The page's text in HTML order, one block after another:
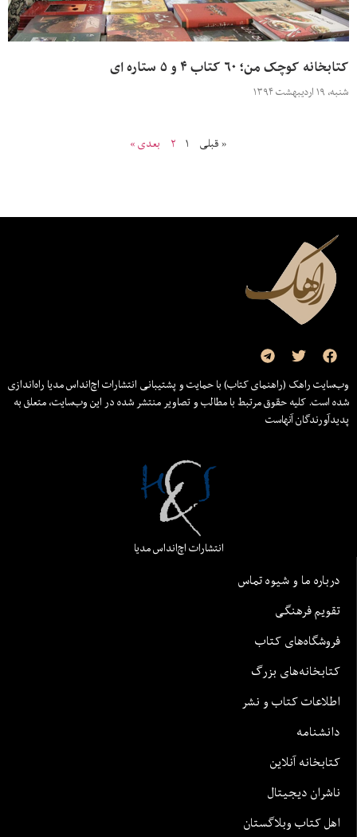
کتابخانه کوچک من؛ ۶۰ کتاب ۴ و ۵ ستاره ای
شنبه، ۱۹ اردیبهشت ۱۳۹۴
« قبلی ۱ ۲ بعدی »
وب‌سایت راهک (راهنمای کتاب) با حمایت و پشتیبانی انتشارات اچ‌اند‌اس مدیا راه‌اندازی
شده است. کلیه حقوق مرتبط با مطالب و تصاویر منتشر شده در این وب‌سایت، متعلق به
پدیدآورندگان آنهاست
انتشارات اچ‌اند‌اس مدیا
درباره ما و شیوه تماس
تقویم فرهنگی
فروشگاه‌های کتاب
کتابخانه‌های بزرگ
اطلاعات کتاب و نشر
دانشنامه
کتابخانه آنلاین
ناشران دیجیتال
اهل کتاب وبلاگستان